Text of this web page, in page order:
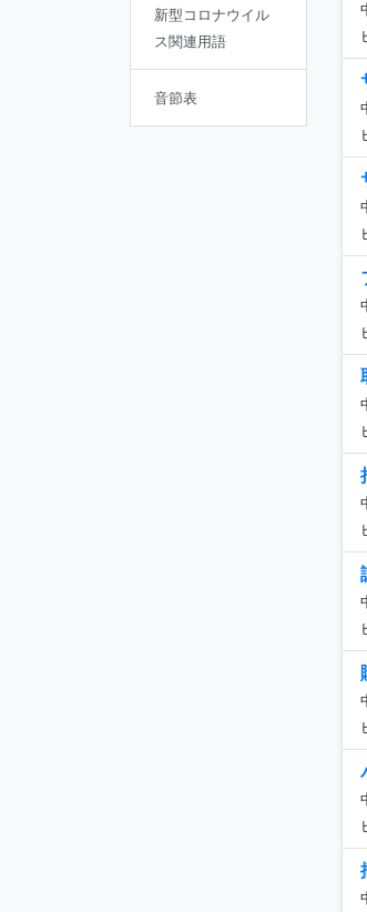
新型コロナウイル
ス関連用語
音節表